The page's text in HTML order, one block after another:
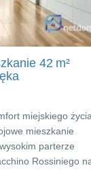
42 m²
miejskiego
mieszkanie
parterze
Rossiniego